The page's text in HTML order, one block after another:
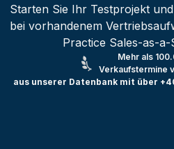
Starten Sie Ihr Testprojekt
bei vorhandenem
Practice Sales-as-
Mehr als
Verkaufstermine
aus unserer Datenbank mit über